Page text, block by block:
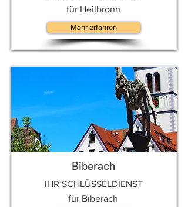
für Heilbronn
Mehr erfahren
Biberach
IHR SCHLÜSSELDIENST
für Biberach